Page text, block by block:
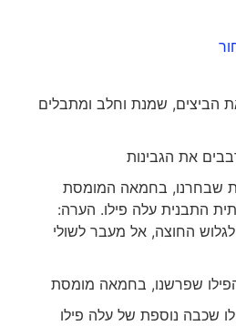
שמנת וחלב ומתבלים
את הגבינות
בחמאה המומסת
התבנית עלה פילו. הערה:
החוצה, אל מעבר לשולי
שפרשנו, בחמאה מומסת
נוספת של עלה פילו